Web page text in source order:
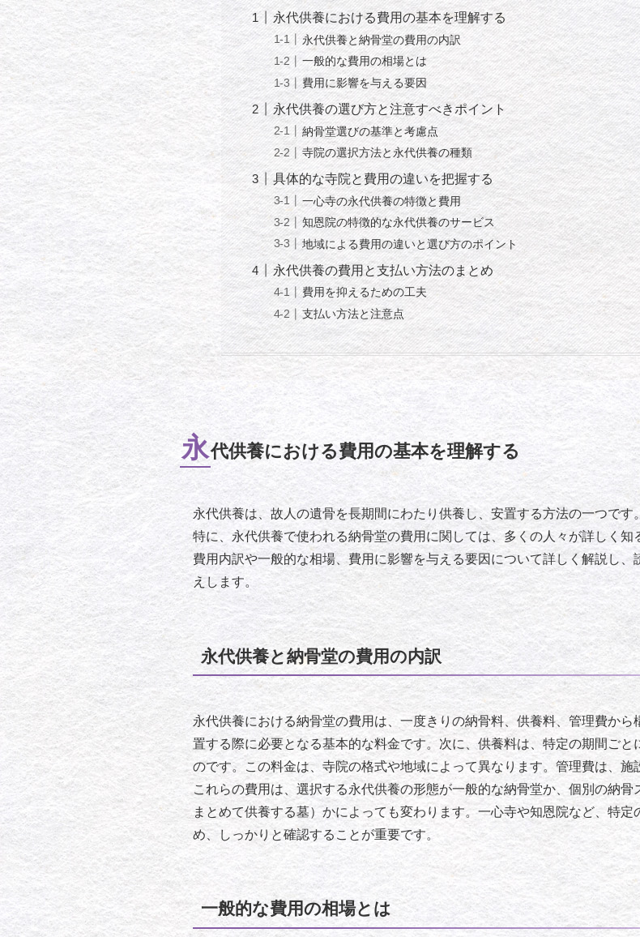
永代供養における費用の基本を理解する
永代供養と納骨堂の費用の内訳
一般的な費用の相場とは
費用に影響を与える要因
永代供養の選び方と注意すべきポイント
納骨堂選びの基準と考慮点
寺院の選択方法と永代供養の種類
具体的な寺院と費用の違いを把握する
一心寺の永代供養の特徴と費用
知恩院の特徴的な永代供養のサービス
地域による費用の違いと選び方のポイント
永代供養の費用と支払い方法のまとめ
費用を抑えるための工夫
支払い方法と注意点
永代供養における費用の基本を理解する
永代供養は、故人の遺骨を長期間にわたり供養し、安置する方法の一つです
特に、永代供養で使われる納骨堂の費用に関しては、多くの人々が詳しく
費用内訳や一般的な相場、費用に影響を与える要因について詳しく解説し
えします。
永代供養と納骨堂の費用の内訳
永代供養における納骨堂の費用は、一度きりの納骨料、供養料、管理費か
置する際に必要となる基本的な料金です。次に、供養料は、特定の期間ご
のです。この料金は、寺院の格式や地域によって異なります。管理費は、施
これらの費用は、選択する永代供養の形態が一般的な納骨堂か、個別の納
まとめて供養する墓）かによっても変わります。一心寺や知恩院など、特
め、しっかりと確認することが重要です。
一般的な費用の相場とは